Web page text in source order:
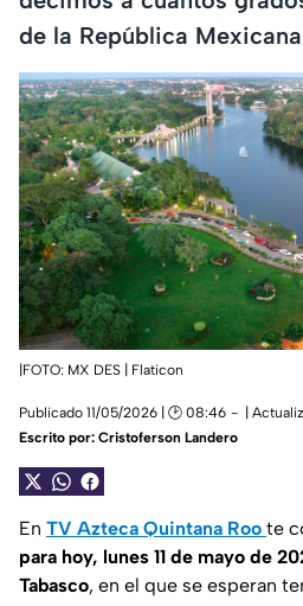
de la República Mexicana
|FOTO: MX DES | Flaticon
Publicado 11/05/2026 | 🕑 08:46 |
Escrito por: Cristoferson Landero
En TV Azteca Quintana Roo te
para hoy, lunes 11 de mayo de
Tabasco, en el que se esperan